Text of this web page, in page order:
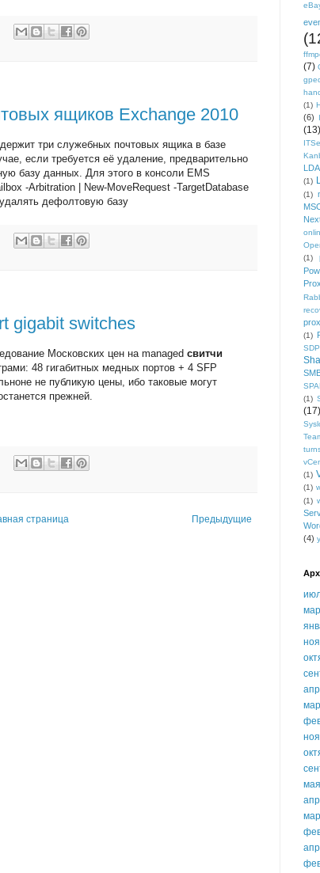
ящиков Exchange 2010
три служебных почтовых ящика в базе
если требуется её удаление, предварительно
базу данных. Для этого в консоли EMS
-Arbitration | New-MoveRequest -TargetDatabase
дефолтовую базу
gigabit switches
Московских цен на managed свитчи
48 гигабитных медных портов + 4 SFP
не публикую цены, ибо таковые могут
прежней.
Предыдущие
страница
(7)
(1)
(6)
(13)
(1)
(1)
(1)
(1)
SDP
(1)
(17)
(1)
(1)
(1)
(4)